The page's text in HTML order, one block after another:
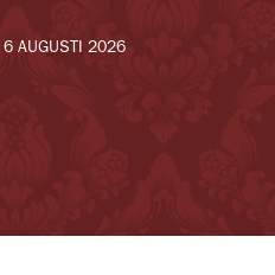
6 AUGUSTI 2026